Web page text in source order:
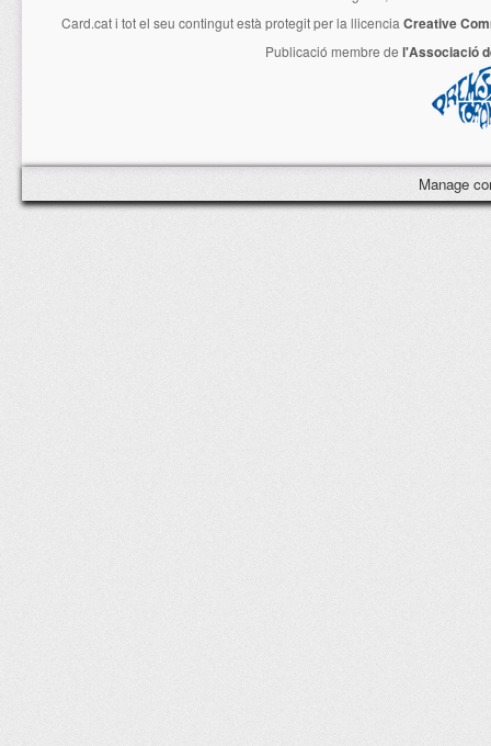
Card.cati tot el seu contingut està protegit per la llicencia Creative
Publicació membre de l'Associació
Manage